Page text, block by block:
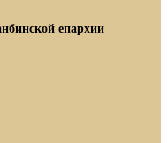
епархии